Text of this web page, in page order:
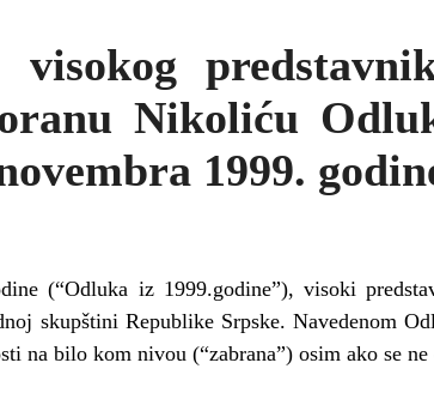
Nikoliću
1999.
(“Odluka iz 1999.godine”), visoki
skupštini Republike Srpske. Navedenom
na bilo kom nivou (“zabrana”) osim ako se